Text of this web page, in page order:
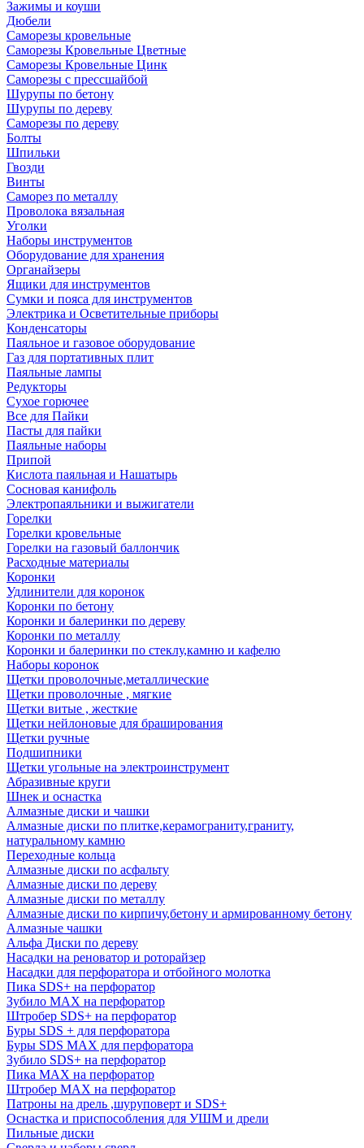
Зажимы и коуши
Дюбели
Саморезы кровельные
Саморезы Кровельные Цветные
Саморезы Кровельные Цинк
Саморезы с прессшайбой
Шурупы по бетону
Шурупы по дереву
Саморезы по дереву
Болты
Шпильки
Гвозди
Винты
Саморез по металлу
Проволока вязальная
Уголки
Наборы инструментов
Оборудование для хранения
Органайзеры
Ящики для инструментов
Сумки и пояса для инструментов
Электрика и Осветительные приборы
Конденсаторы
Паяльное и газовое оборудование
Газ для портативных плит
Паяльные лампы
Редукторы
Сухое горючее
Все для Пайки
Пасты для пайки
Паяльные наборы
Припой
Кислота паяльная и Нашатырь
Сосновая канифоль
Электропаяльники и выжигатели
Горелки
Горелки кровельные
Горелки на газовый баллончик
Расходные материалы
Коронки
Удлинители для коронок
Коронки по бетону
Коронки и балеринки по дереву
Коронки по металлу
Коронки и балеринки по стеклу,камню и кафелю
Наборы коронок
Щетки проволочные,металлические
Щетки проволочные , мягкие
Щетки витые , жесткие
Щетки нейлоновые для браширования
Щетки ручные
Подшипники
Щетки угольные на электроинструмент
Абразивные круги
Шнек и оснастка
Алмазные диски и чашки
Алмазные диски по плитке,керамограниту,граниту,
натуральному камню
Переходные кольца
Алмазные диски по асфальту
Алмазные диски по дереву
Алмазные диски по металлу
Алмазные диски по кирпичу,бетону и армированному бетону
Алмазные чашки
Альфа Диски по дереву
Насадки на реноватор и роторайзер
Насадки для перфоратора и отбойного молотка
Пика SDS+ на перфоратор
Зубило MAX на перфоратор
Штробер SDS+ на перфоратор
Буры SDS + для перфоратора
Буры SDS MAX для перфоратора
Зубило SDS+ на перфоратор
Пика MAX на перфоратор
Штробер MAX на перфоратор
Патроны на дрель ,шуруповерт и SDS+
Оснастка и приспособления для УШМ и дрели
Пильные диски